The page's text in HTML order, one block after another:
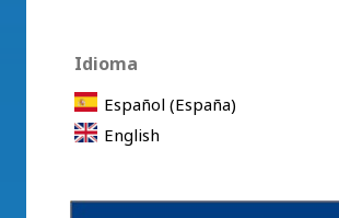
Idioma
Español (España)
English